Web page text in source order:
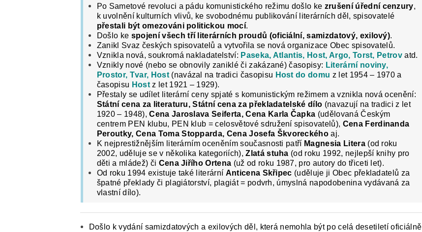
Po Sametové revoluci a pádu komunistického režimu došlo ke zrušení úřední cenzury,
k uvolnění kulturních vlivů, ke svobodnému publikování literárních děl, spisovatelé
přestali být omezováni politickou mocí.
Došlo ke spojení všech tří literárních proudů (oficiální, samizdatový, exilový).
Zanikl Svaz českých spisovatelů a vytvořila se nová organizace Obec spisovatelů.
Vznikla nová, soukromá nakladatelství: Paseka, Atlantis, Host, Argo, Torst, Petrov atd.
Vznikly nové (nebo se obnovily zaniklé či zakázané) časopisy: Literární noviny,
Prostor, Tvar, Host (navázal na tradici časopisu Host do domu z let 1954 – 1970 a
časopisu Hostz let 1921 – 1929).
Přestaly se udílet literární ceny spjaté s komunistickým režimem a vznikla nová ocenění:
Státní cena za literaturu, Státní cena za překladatelské dílo (navazují na tradici z let
1920 – 1948),Cena Jaroslava Seiferta, Cena Karla Čapka (udělovaná Českým
centrem PEN klubu, PEN klub = celosvětové sdružení spisovatelů), Cena Ferdinanda
Peroutky, Cena Toma Stopparda, Cena Josefa Škvoreckéhoaj.
K nejprestižnějším literárním oceněním současnosti patří Magnesia Litera(od roku
2002, uděluje se v několika kategoriích),Zlatá stuha (od roku 1992, nejlepší knihy pro
děti a mládež) či Cena Jiřího Ortena (už od roku 1987, pro autory do třiceti let).
Od roku 1994 existuje také literární Anticena Skřipec (uděluje ji Obec překladatelů za
špatné překlady či plagiátorství, plagiát = podvrh, úmyslná napodobenina vydávaná za
vlastní dílo).
Došlo k vydání samizdatových a exilových děl, která nemohla být po celá desetiletí oficiálně